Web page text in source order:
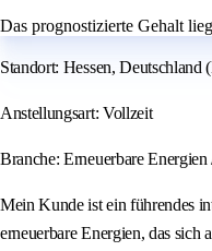
Das prognostizierte Gehalt
Standort: Hessen, Deutschland
Anstellungsart: Vollzeit
Branche: Erneuerbare
Mein Kunde ist ein führendes
erneuerbare Energien, das